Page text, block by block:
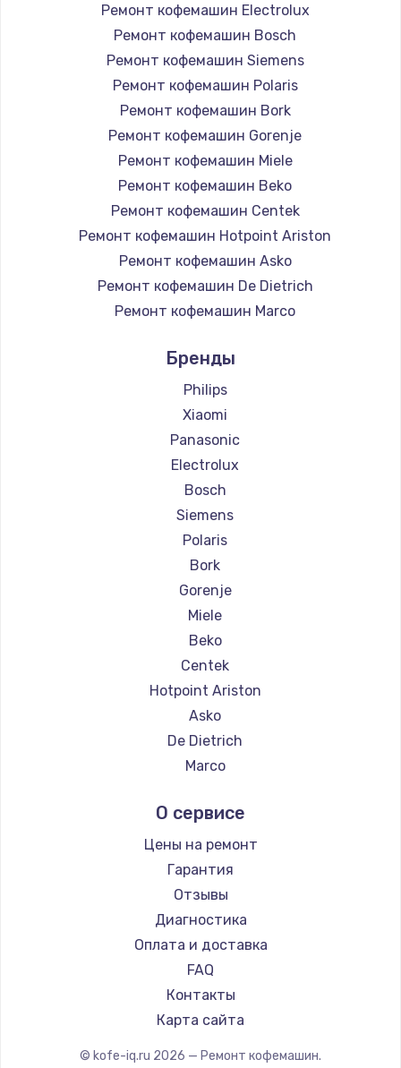
Ремонт кофемашин Electrolux
Ремонт кофемашин Bosch
Ремонт кофемашин Siemens
Ремонт кофемашин Polaris
Ремонт кофемашин Bork
Ремонт кофемашин Gorenje
Ремонт кофемашин Miele
Ремонт кофемашин Beko
Ремонт кофемашин Centek
Ремонт кофемашин Hotpoint Ariston
Ремонт кофемашин Asko
Ремонт кофемашин De Dietrich
Ремонт кофемашин Marco
Ремонт кофемашин Jura
Ремонт кофемашин Olympia
Ремонт кофемашин Saeco
Ремонт кофемашин La Cimbali
Ремонт кофемашин WMF
Ремонт кофемашин Yamaguchi
Ремонт кофемашин Nivona
Ремонт кофемашин Astoria
Ремонт кофемашин JVC
Ремонт кофемашин Ariston
Ремонт кофемашин Grundig
Ремонт кофемашин ROCKET MOZZAFIATO
Ремонт кофемашин Vivitek
Ремонт кофемашин Thomson
Ремонт кофемашин Hisense
Ремонт кофемашин DELTA
Ремонт кофемашин Tefal
Ремонт кофемашин RED solution
Ремонт кофемашин Bravilor Bonamat
Ремонт кофемашин Vard
Ремонт кофемашин Tuvio
Ремонт кофемашин Carrera
Ремонт кофемашин Supra
Бренды
Philips
Xiaomi
Panasonic
Electrolux
Bosch
Siemens
Polaris
Bork
Gorenje
Miele
Beko
Centek
Hotpoint Ariston
Asko
De Dietrich
Marco
Jura
Olympia
Saeco
La Cimbali
WMF
Yamaguchi
Nivona
Astoria
JVC
О сервисе
Цены на ремонт
Гарантия
Отзывы
Диагностика
Оплата и доставка
FAQ
Контакты
Карта сайта
© kofe-iq.ru 2026 — Ремонт кофемашин.